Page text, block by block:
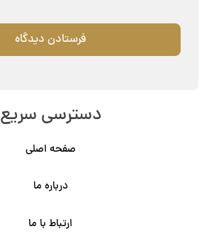
دسترسی سریع
صفحه اصلی
درباره ما
ارتباط با ما